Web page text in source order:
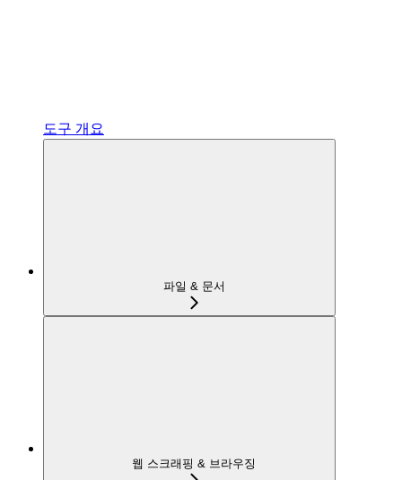
도구 개요
파일 & 문서
웹 스크래핑 & 브라우징